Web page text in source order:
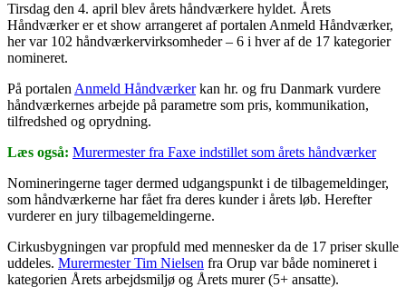
Tirsdag den 4. april blev årets håndværkere hyldet. Årets
Håndværker er et show arrangeret af portalen Anmeld Håndværker,
her var 102 håndværkervirksomheder – 6 i hver af de 17 kategorier
nomineret.
På portalen Anmeld Håndværkerkan hr. og fru Danmark vurdere
håndværkernes arbejde på parametre som pris, kommunikation,
tilfredshed og oprydning.
Læs også: Murermester fra Faxe indstillet som årets håndværker
Nomineringerne tager dermed udgangspunkt i de tilbagemeldinger,
som håndværkerne har fået fra deres kunder i årets løb. Herefter
vurderer en jury tilbagemeldingerne.
Cirkusbygningen var propfuld med mennesker da de 17 priser skulle
uddeles. Murermester Tim Nielsen fra Orup var både nomineret i
kategorien Årets arbejdsmiljø og Årets murer (5+ ansatte).